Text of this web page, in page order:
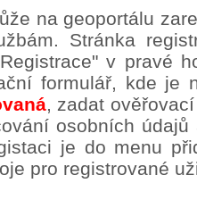
na geoportálu
Stránka
v pravé
formulář, kde je
, zadat
osobních
je do menu
pro registrované